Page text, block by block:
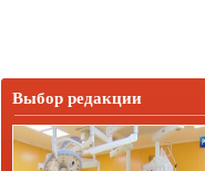
Выбор редакции